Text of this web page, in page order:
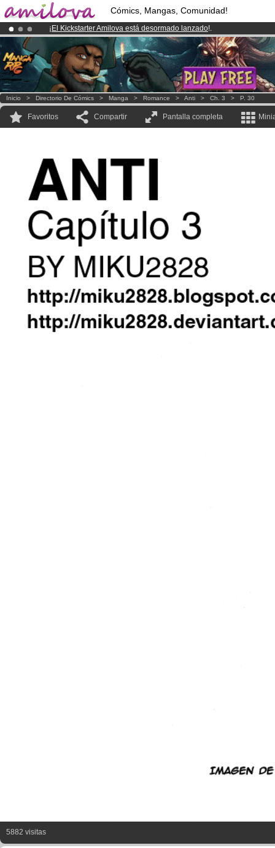
Cómics, Mangas, Comunidad!
¡ El Kickstarter Amilova está desormado lanzado!.
¡Conviertete en Premium por3.95 eurosal mes!Hazte Premium ya
¡Ya tenemos 134393miembrosy 1208 Cómics y Mangas!.
Inicio > Directorio De Cómics > Manga > Romance > Anti > Ch. 3 > P. 30
Favoritos Compartir Pantalla completa
5882 visitas